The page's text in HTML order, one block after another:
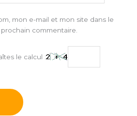
mon e-mail et mon site dans le
commentaire.
le calcul :